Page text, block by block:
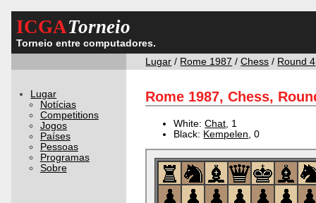
ICGATorneio
Torneio entre computadores.
Lugar / Rome 1987 /Chess / Round 4
Lugar
Notícias
Competitions
Jogos
Países
Pessoas
Programas
Sobre
Rome 1987, Chess,
White:Chat , 1
Black: Kempelen , 0